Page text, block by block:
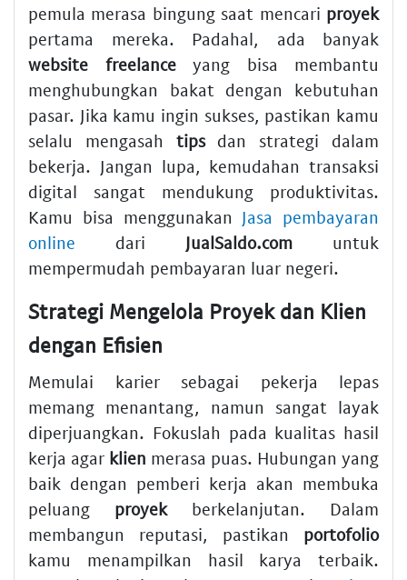
pemula merasa bingung saat mencari proyek
pertama mereka. Padahal, ada banyak
website freelanceyang bisa membantu
menghubungkan bakat dengan kebutuhan
pasar. Jika kamu ingin sukses, pastikan kamu
selalu mengasah tipsdan strategi dalam
bekerja. Jangan lupa, kemudahan transaksi
digital sangat mendukung produktivitas.
Kamu bisa menggunakan Jasa pembayaran
online dari JualSaldo.com untuk
mempermudah pembayaran luar negeri.
Strategi Mengelola Proyek dan Klien
dengan Efisien
Memulai karier sebagai pekerja lepas
memang menantang, namun sangat layak
diperjuangkan. Fokuslah pada kualitas hasil
kerja agar klien merasa puas. Hubungan yang
baik dengan pemberi kerja akan membuka
peluang proyekberkelanjutan. Dalam
membangun reputasi, pastikan portofolio
kamu menampilkan hasil karya terbaik.